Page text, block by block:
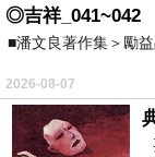
寫很多字就有
不過只寫一句
/
第二是眾樂樂
自知之明。
◎吉祥_041~042
■潘文良著作集＞勵
2026-08-07